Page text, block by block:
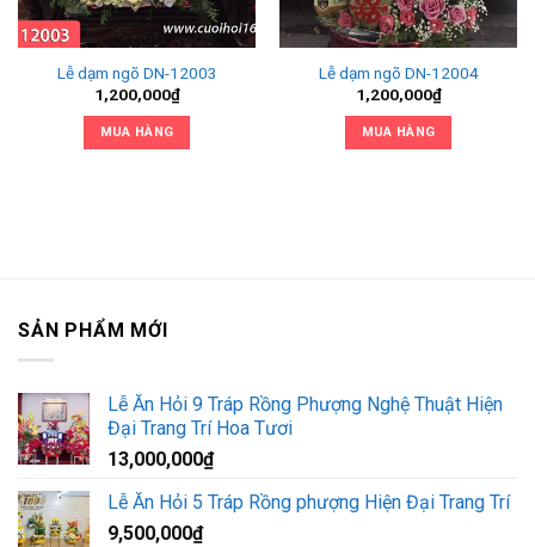
Lễ dạm ngõ DN-12003
1,200,000₫
MUA HÀNG
Lễ dạm ngõ DN-12004
1,200,000₫
MUA HÀNG
SẢN PHẨM MỚI
Lễ Ăn Hỏi 9 Tráp Rồng Phượng Nghệ Thuật Hiện
Đại Trang Trí Hoa Tươi
13,000,000₫
Lễ Ăn Hỏi 5 Tráp Rồng phượng Hiện Đại Trang Trí
9,500,000₫